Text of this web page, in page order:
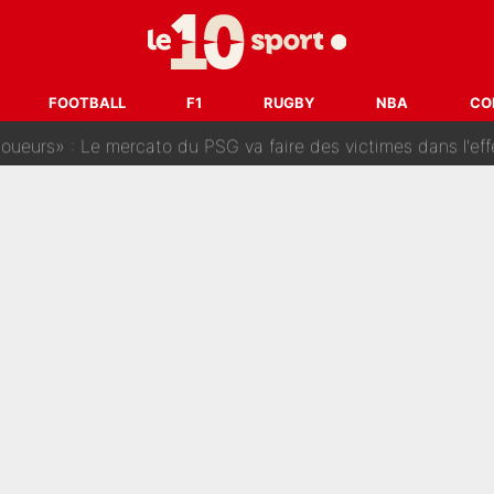
FOOTBALL F1 RUGBY NBA
voilà ce que l’avenir réserve à Paul Seixas : «Tant qu’il y
«discussion un peu lunaire» qui l'a convaincu de quitter le
: Le mercato du PSG va faire des victimes dans